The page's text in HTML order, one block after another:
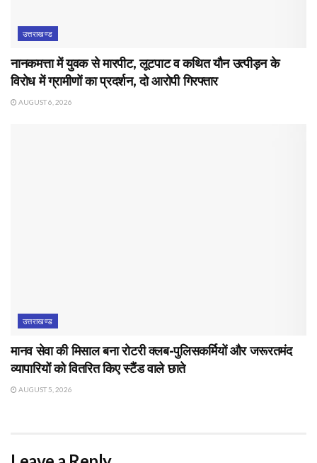
उत्तराखण्ड
नानकमत्ता में युवक से मारपीट, लूटपाट व कथित यौन उत्पीड़न के
विरोध में ग्रामीणों का प्रदर्शन, दो आरोपी गिरफ्तार
AUGUST 6, 2026
उत्तराखण्ड
मानव सेवा की मिसाल बना रोटरी क्लब-पुलिसकर्मियों और जरूरतमंद
व्यापारियों को वितरित किए स्टैंड वाले छाते
AUGUST 5, 2026